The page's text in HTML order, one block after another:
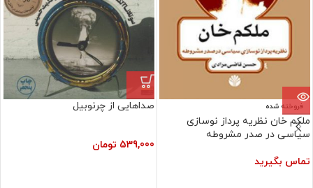
فروخته شده
ملکم خان نظریه پرداز نوسازی
سیاسی در صدر مشروطه
تماس بگیرید
صداهایی از چرنوبیل
539,000 تومان